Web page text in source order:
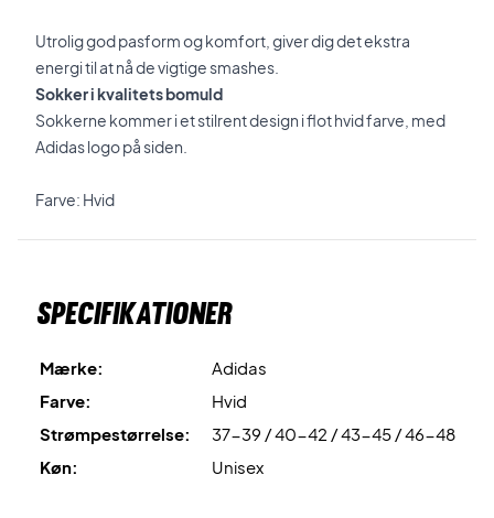
Utrolig god pasform og komfort, giver dig det ekstra
energi til at nå de vigtige smashes.
Sokker i kvalitets bomuld
Sokkerne kommer i et stilrent design i flot hvid farve, med
Adidas logo på siden.
Farve: Hvid
Specifikationer
Mærke:
Adidas
Farve:
Hvid
Strømpestørrelse:
37-39 / 40-42 / 43-45 / 46-48
Køn:
Unisex